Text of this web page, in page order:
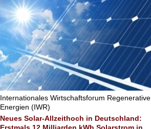
Internationales Wirtschaftsforum Regenerative
Energien (IWR)
Neues Solar-Allzeithoch in Deutschland: